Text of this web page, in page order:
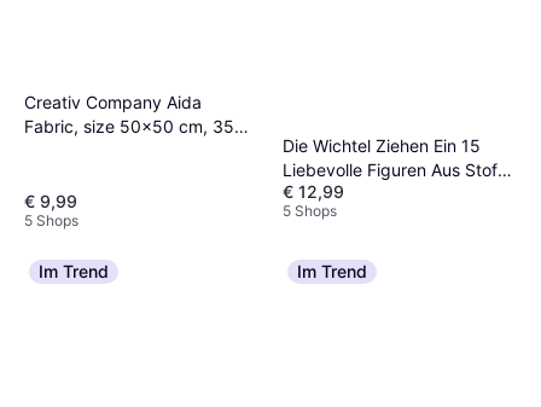
Creativ Company Aida
Fabric, size 50x50 cm, 35
€ 9,99
5 Shops
Die Wichtel Ziehen Ein 15
Liebevolle Figuren Aus Stoff
Nähen
€ 12,99
5 Shops
Im Trend Im Trend